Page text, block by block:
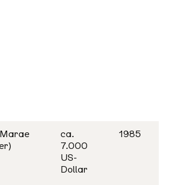
ca.
7.000
US-
Dollar
1985